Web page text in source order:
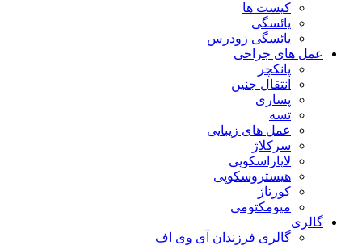
کیست ها
یائسگی
یائسگی زودرس
عمل های جراحی
پانکچر
انتقال جنین
پساری
تسه
عمل های زیبایی
سرکلاژ
لاپاراسکوپی
هیستروسکوپی
کورتاژ
میومکتومی
گالری
گالری فرزندان آی وی اف